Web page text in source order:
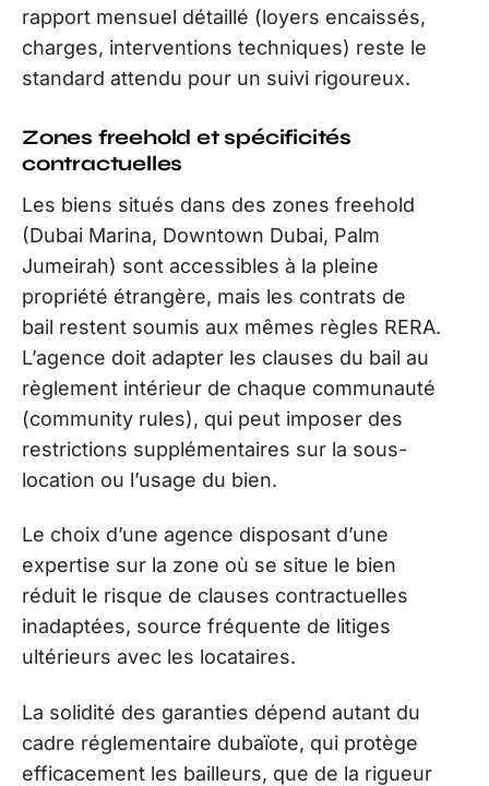
rapport mensuel détaillé (loyers encaissés,
charges, interventions techniques) reste le
standard attendu pour un suivi rigoureux.
Zones freehold et spécificités
contractuelles
Les biens situés dans des zones freehold
(Dubai Marina, Downtown Dubai, Palm
Jumeirah) sont accessibles à la pleine
propriété étrangère, mais les contrats de
bail restent soumis aux mêmes règles RERA.
L’agence doit adapter les clauses du bail au
règlement intérieur de chaque communauté
(community rules), qui peut imposer des
restrictions supplémentaires sur la sous-
location ou l’usage du bien.
Le choix d’une agence disposant d’une
expertise sur la zone où se situe le bien
réduit le risque de clauses contractuelles
inadaptées, source fréquente de litiges
ultérieurs avec les locataires.
La solidité des garanties dépend autant du
cadre réglementaire dubaïote, qui protège
efficacement les bailleurs, que de la rigueur